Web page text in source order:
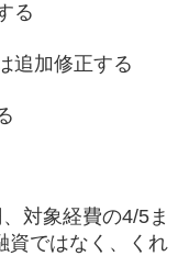
る
追加修正する
対象経費の4/5ま
資ではなく、くれ